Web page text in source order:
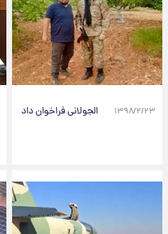
۱۳۹۸/۲/۲۳ الجولانی فراخوان داد